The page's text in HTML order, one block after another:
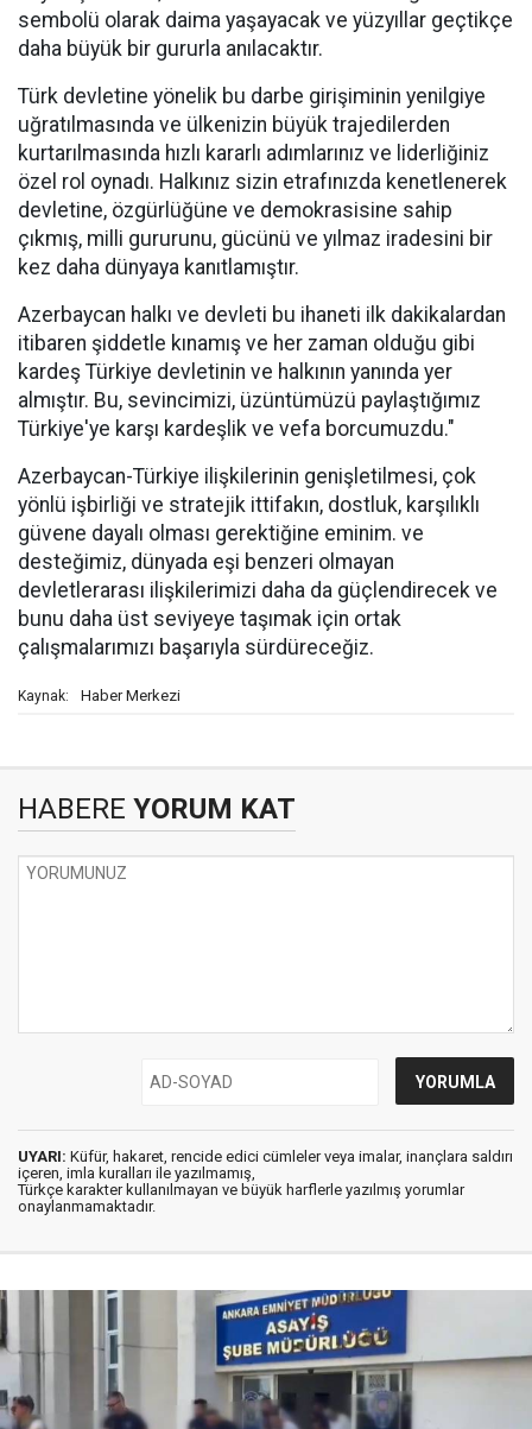
sembolü olarak daima yaşayacak ve yüzyıllar geçtikçe
daha büyük bir gururla anılacaktır.
Türk devletine yönelik bu darbe girişiminin yenilgiye
uğratılmasında ve ülkenizin büyük trajedilerden
kurtarılmasında hızlı kararlı adımlarınız ve liderliğiniz
özel rol oynadı. Halkınız sizin etrafınızda kenetlenerek
devletine, özgürlüğüne ve demokrasisine sahip
çıkmış, milli gururunu, gücünü ve yılmaz iradesini bir
kez daha dünyaya kanıtlamıştır.
Azerbaycan halkı ve devleti bu ihaneti ilk dakikalardan
itibaren şiddetle kınamış ve her zaman olduğu gibi
kardeş Türkiye devletinin ve halkının yanında yer
almıştır. Bu, sevincimizi, üzüntümüzü paylaştığımız
Türkiye'ye karşı kardeşlik ve vefa borcumuzdu."
Azerbaycan-Türkiye ilişkilerinin genişletilmesi, çok
yönlü işbirliği ve stratejik ittifakın, dostluk, karşılıklı
güvene dayalı olması gerektiğine eminim. ve
desteğimiz, dünyada eşi benzeri olmayan
devletlerarası ilişkilerimizi daha da güçlendirecek ve
bunu daha üst seviyeye taşımak için ortak
çalışmalarımızı başarıyla sürdüreceğiz.
Kaynak: Haber Merkezi
HABERE YORUM KAT
UYARI: Küfür, hakaret, rencide edici cümleler veya imalar, inançlara saldırı
içeren, imla kuralları ile yazılmamış,
Türkçe karakter kullanılmayan ve büyük harflerle yazılmış yorumlar
onaylanmamaktadır.